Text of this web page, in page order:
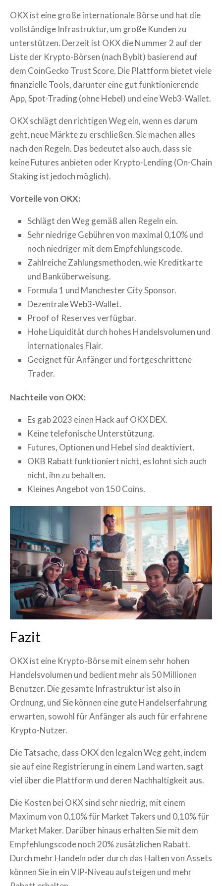
OKX ist eine große internationale Börse und hat die
vollständige Infrastruktur, um große Kunden zu
unterstützen. Derzeit ist OKX die Nummer 2 auf der
Liste der Krypto-Börsen (nach Bybit) basierend auf
dem CoinGecko Trust Score. Die Plattform bietet viele
finanzielle Tools, darunter eine gut funktionierende
App, Spot-Trading (ohne Hebel) und eine Web3-Wallet.
OKX schlägt den richtigen Weg ein, wenn es darum
geht, neue Märkte zu erschließen. Sie machen alles
nach den Regeln. Das bedeutet also auch, dass sie
keine Futures anbieten oder Krypto-Lending (On-Chain
Staking ist jedoch möglich).
Vorteile von OKX:
Schlägt den Weg gemäß allen Regeln ein.
Sehr niedrige Gebühren von maximal 0,10% und
noch niedriger mit dem Empfehlungscode.
Zahlreiche Zahlungsmethoden, wie Kreditkarte
und Banküberweisung.
Formula 1 und Manchester City Sponsor.
Dezentrale Web3-Wallet.
Proof of Reserves verfügbar.
Hohe Liquidität durch hohes Handelsvolumen und
internationales Flair.
Geeignet für Anfänger und fortgeschrittene
Trader.
Nachteile von OKX:
Es gab 2023 einen Hack auf OKX DEX.
Keine telefonische Unterstützung.
Futures, Optionen und Hebel sind deaktiviert.
OKB Rabatt funktioniert nicht, es lohnt sich auch
nicht, ihn zu behalten.
Kleines Angebot von 150 Coins.
Fazit
OKX ist eine Krypto-Börse mit einem sehr hohen
Handelsvolumen und bedient mehr als 50 Millionen
Benutzer. Die gesamte Infrastruktur ist also in
Ordnung, und Sie können eine gute Handelserfahrung
erwarten, sowohl für Anfänger als auch für erfahrene
Krypto-Nutzer.
Die Tatsache, dass OKX den legalen Weg geht, indem
sie auf eine Registrierung in einem Land warten, sagt
viel über die Plattform und deren Nachhaltigkeit aus.
Die Kosten bei OKX sind sehr niedrig, mit einem
Maximum von 0,10% für Market Takers und 0,10% für
Market Maker. Darüber hinaus erhalten Sie mit dem
Empfehlungscode noch 20% zusätzlichen Rabatt.
Durch mehr Handeln oder durch das Halten von Assets
können Sie in ein VIP-Niveau aufsteigen und mehr